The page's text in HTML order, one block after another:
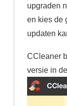
upgraden
en kies de
updaten
CCleaner
versie in